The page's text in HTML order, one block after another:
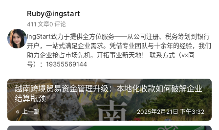
Ruby@ingstart
411 文章0 评论
IngStart致力于提供全方位服务——从公司注册、税务筹划到银行
开户，一站式满足企业需求。凭借专业团队与十余年的经验，我们
助力企业抢占市场先机，开拓事业新天地！ 联系方式（vx同
号）：19355569144
越南跨境贸易资金管理升级：本地化收款如何破解企业
结算瓶颈
上一篇 2025年2月21日 下午3:32